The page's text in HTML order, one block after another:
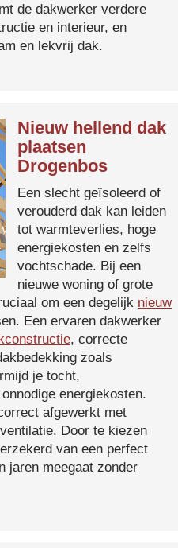
de dakwerker verdere
en interieur, en
en lekvrij dak.
Nieuw hellend dak
plaatsen
Drogenbos
Een slecht geïsoleerd of
verouderd dak kan leiden
tot warmteverlies, hoge
energiekosten en zelfs
vochtschade. Bij een
nieuwe woning of grote
om een degelijk nieuw
Een ervaren dakwerker
, correcte
zoals
je tocht,
energiekosten.
afgewerkt met
Door te kiezen
van een perfect
jaren meegaat zonder